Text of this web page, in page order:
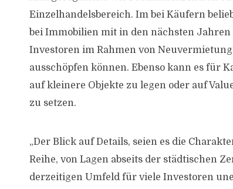
Einzelhandelsbereich. Im bei Käufern
bei Immobilien mit in den nächsten
Investoren im Rahmen von
ausschöpfen können. Ebenso kann es für
auf kleinere Objekte zu legen oder auf
zu setzen.
„Der Blick auf Details, seien es die
Reihe, von Lagen abseits der städtischen
derzeitigen Umfeld für viele Investoren